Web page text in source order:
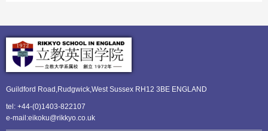
Guildford Road,Rudgwick,West Sussex RH12 3BE ENGLAND
tel: +44-(0)1403-822107
e-mail:eikoku@rikkyo.co.uk